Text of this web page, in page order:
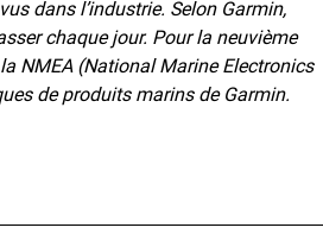
dans l’industrie. Selon Garmin,
chaque jour. Pour la neuvième
NMEA (National Marine Electronics
de produits marins de Garmin.